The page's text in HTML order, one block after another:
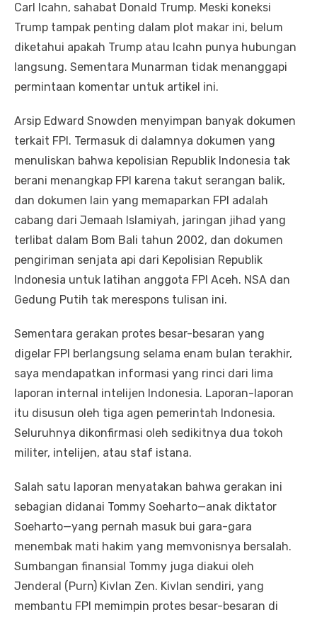
Carl Icahn, sahabat Donald Trump. Meski koneksi
Trump tampak penting dalam plot makar ini, belum
diketahui apakah Trump atau Icahn punya hubungan
langsung. Sementara Munarman tidak menanggapi
permintaan komentar untuk artikel ini.
Arsip Edward Snowden menyimpan banyak dokumen
terkait FPI. Termasuk di dalamnya dokumen yang
menuliskan bahwa kepolisian Republik Indonesia tak
berani menangkap FPI karena takut serangan balik,
dan dokumen lain yang memaparkan FPI adalah
cabang dari Jemaah Islamiyah, jaringan jihad yang
terlibat dalam Bom Bali tahun 2002, dan dokumen
pengiriman senjata api dari Kepolisian Republik
Indonesia untuk latihan anggota FPI Aceh. NSA dan
Gedung Putih tak merespons tulisan ini.
Sementara gerakan protes besar-besaran yang
digelar FPI berlangsung selama enam bulan terakhir,
saya mendapatkan informasi yang rinci dari lima
laporan internal intelijen Indonesia. Laporan-laporan
itu disusun oleh tiga agen pemerintah Indonesia.
Seluruhnya dikonfirmasi oleh sedikitnya dua tokoh
militer, intelijen, atau staf istana.
Salah satu laporan menyatakan bahwa gerakan ini
sebagian didanai Tommy Soeharto—anak diktator
Soeharto—yang pernah masuk bui gara-gara
menembak mati hakim yang memvonisnya bersalah.
Sumbangan finansial Tommy juga diakui oleh
Jenderal (Purn) Kivlan Zen. Kivlan sendiri, yang
membantu FPI memimpin protes besar-besaran di